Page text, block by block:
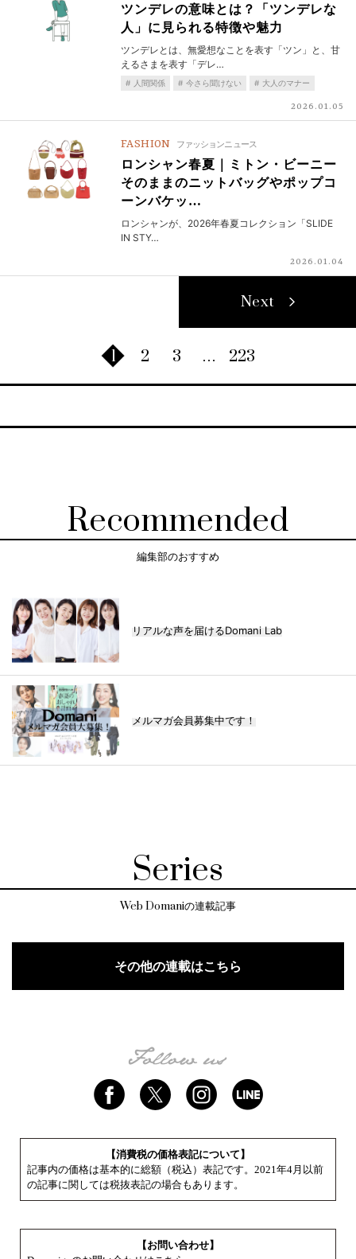
ツンデレの意味とは？「ツンデレな
人」に見られる特徴や魅力
ツンデレとは、無愛想なことを表す「ツン」と、甘
えるさまを表す「デレ…
人間関係 今さら聞けない 大人のマナー
2026.01.05
FASHION ファッションニュース
ロンシャン春夏｜ミトン・ビーニー
そのままのニットバッグやポップコ
ーンバケッ…
ロンシャンが、2026年春夏コレクション「SLIDE
IN STY…
2026.01.04
1 2 3 … 223
Next
Recommended
編集部のおすすめ
リアルな声を届けるDomani Lab
メルマガ会員募集中です！
Series
Web Domaniの連載記事
その他の連載はこちら
【消費税の価格表記について】
記事内の価格は基本的に総額（税込）表記です。2021年4月以前
の記事に関しては税抜表記の場合もあります。
【お問い合わせ】